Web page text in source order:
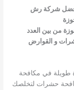
شركة رش
من بين العدد
و القوارض
طويلة في مكافحة
حشرات لتخلصك